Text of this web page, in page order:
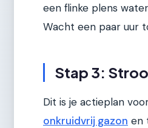
een flinke plens
Wacht een paar uur
Stap 3:
Dit is je actieplan
onkruidvrij gazon en